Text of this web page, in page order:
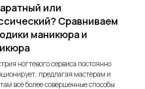
или
Сравниваем
маникюра и
ногтевого сервиса постоянно
предлагая мастерам и
всё более совершенные способы